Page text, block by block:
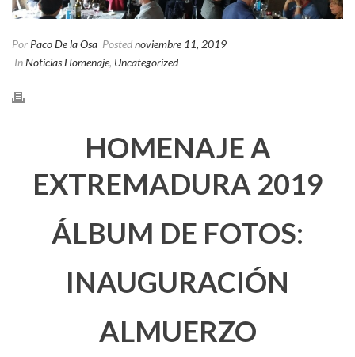
Por Paco De la Osa Postednoviembre 11, 2019
InNoticias Homenaje, Uncategorized
HOMENAJE A
EXTREMADURA 2019
ÁLBUM DE FOTOS:
INAUGURACIÓN
ALMUERZO